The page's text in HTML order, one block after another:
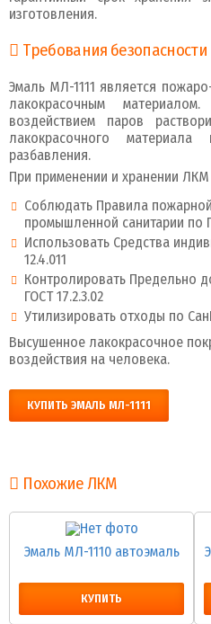
изготовления.
Требования безопасности
Эмаль МЛ-1111 является
лакокрасочным
воздействием паров
лакокрасочного
разбавления.
При применении и хранении ЛКМ
Соблюдать Правила
промышленной санитарии по
Использовать Средства
12.4.011
Контролировать Предельно
ГОСТ 17.2.3.02
Утилизировать отходы по
Высушенное лакокрасочное
воздействия на человека.
КУПИТЬ ЭМАЛЬ МЛ-1111
Похожие ЛКМ
Эмаль МЛ-1110 автоэмаль
КУПИТЬ